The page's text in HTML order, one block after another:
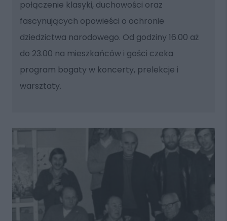
połączenie klasyki, duchowości oraz
fascynujących opowieści o ochronie
dziedzictwa narodowego. Od godziny 16.00 aż
do 23.00 na mieszkańców i gości czeka
program bogaty w koncerty, prelekcje i
warsztaty.